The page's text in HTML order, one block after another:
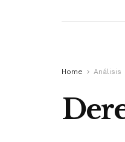
Home Análisis